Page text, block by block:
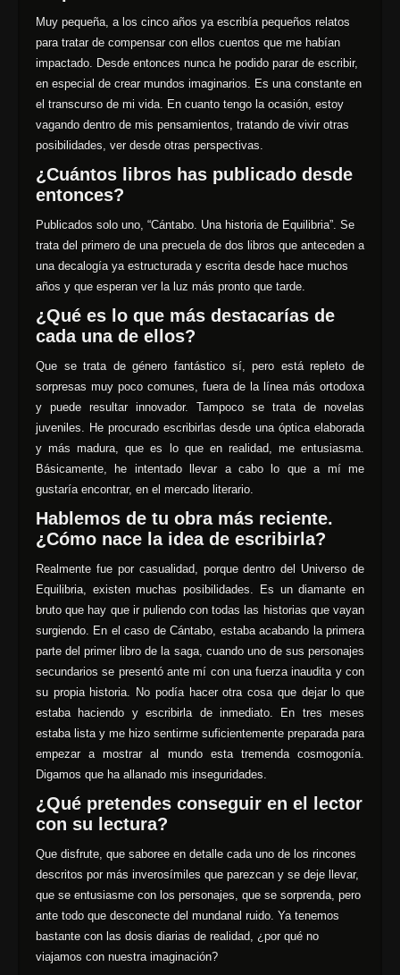
Muy pequeña, a los cinco años ya escribía pequeños relatos
para tratar de compensar con ellos cuentos que me habían
impactado. Desde entonces nunca he podido parar de escribir,
en especial de crear mundos imaginarios. Es una constante en
el transcurso de mi vida. En cuanto tengo la ocasión, estoy
vagando dentro de mis pensamientos, tratando de vivir otras
posibilidades, ver desde otras perspectivas.
¿Cuántos libros has publicado desde
entonces?
Publicados solo uno, “Cántabo. Una historia de Equilibria”. Se
trata del primero de una precuela de dos libros que anteceden a
una decalogía ya estructurada y escrita desde hace muchos
años y que esperan ver la luz más pronto que tarde.
¿Qué es lo que más destacarías de
cada una de ellos?
Que se trata de género fantástico sí, pero está repleto de
sorpresas muy poco comunes, fuera de la línea más ortodoxa
y puede resultar innovador. Tampoco se trata de novelas
juveniles. He procurado escribirlas desde una óptica elaborada
y más madura, que es lo que en realidad, me entusiasma.
Básicamente, he intentado llevar a cabo lo que a mí me
gustaría encontrar, en el mercado literario.
Hablemos de tu obra más reciente.
¿Cómo nace la idea de escribirla?
Realmente fue por casualidad, porque dentro del Universo de
Equilibria, existen muchas posibilidades. Es un diamante en
bruto que hay que ir puliendo con todas las historias que vayan
surgiendo. En el caso de Cántabo, estaba acabando la primera
parte del primer libro de la saga, cuando uno de sus personajes
secundarios se presentó ante mí con una fuerza inaudita y con
su propia historia. No podía hacer otra cosa que dejar lo que
estaba haciendo y escribirla de inmediato. En tres meses
estaba lista y me hizo sentirme suficientemente preparada para
empezar a mostrar al mundo esta tremenda cosmogonía.
Digamos que ha allanado mis inseguridades.
¿Qué pretendes conseguir en el lector
con su lectura?
Que disfrute, que saboree en detalle cada uno de los rincones
descritos por más inverosímiles que parezcan y se deje llevar,
que se entusiasme con los personajes, que se sorprenda, pero
ante todo que desconecte del mundanal ruido. Ya tenemos
bastante con las dosis diarias de realidad, ¿por qué no
viajamos con nuestra imaginación?